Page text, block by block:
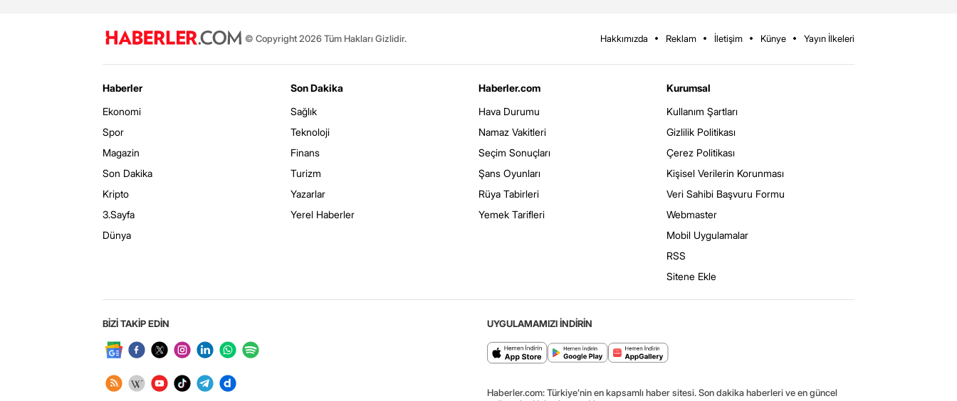
© Copyright 2026 Tüm Hakları Gizlidir. Hakkımızda Reklam İletişim Künye Yayın İlkeleri
Haberler
Ekonomi
Spor
Magazin
Son Dakika
Kripto
3.Sayfa
Dünya
Son Dakika
Sağlık
Teknoloji
Finans
Turizm
Yazarlar
Yerel Haberler
Haberler.com
Hava Durumu
Namaz Vakitleri
Seçim Sonuçları
Şans Oyunları
Rüya Tabirleri
Yemek Tarifleri
Kurumsal
Kullanım Şartları
Gizlilik Politikası
Çerez Politikası
Kişisel Verilerin Korunması
Veri Sahibi Başvuru Formu
Webmaster
Mobil Uygulamalar
RSS
Sitene Ekle
BİZİ TAKİP EDİN UYGULAMAMIZI İNDİRİN
Haberler.com: Türkiye’nin en kapsamlı haber sitesi. Son dakika haberleri ve en güncel